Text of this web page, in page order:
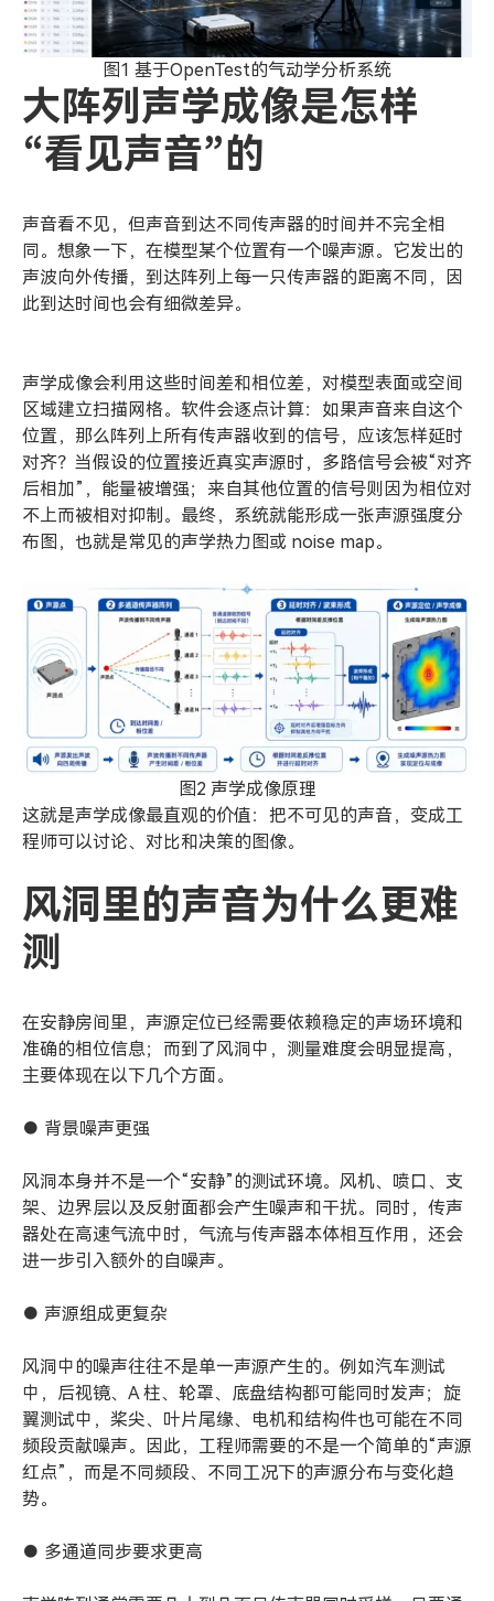
图1 基于OpenTest的气动学分析系统
大阵列声学成像是怎样
“看见声音”的
声音看不见，但声音到达不同传声器的时间并不完全相
同。想象一下，在模型某个位置有一个噪声源。它发出的
声波向外传播，到达阵列上每一只传声器的距离不同，因
此到达时间也会有细微差异。
声学成像会利用这些时间差和相位差，对模型表面或空间
区域建立扫描网格。软件会逐点计算：如果声音来自这个
位置，那么阵列上所有传声器收到的信号，应该怎样延时
对齐？当假设的位置接近真实声源时，多路信号会被“对齐
后相加”，能量被增强；来自其他位置的信号则因为相位对
不上而被相对抑制。最终，系统就能形成一张声源强度分
布图，也就是常见的声学热力图或 noise map。
图2 声学成像原理
这就是声学成像最直观的价值：把不可见的声音，变成工
程师可以讨论、对比和决策的图像。
风洞里的声音为什么更难
测
在安静房间里，声源定位已经需要依赖稳定的声场环境和
准确的相位信息；而到了风洞中，测量难度会明显提高，
主要体现在以下几个方面。
● 背景噪声更强
风洞本身并不是一个“安静”的测试环境。风机、喷口、支
架、边界层以及反射面都会产生噪声和干扰。同时，传声
器处在高速气流中时，气流与传声器本体相互作用，还会
进一步引入额外的自噪声。
● 声源组成更复杂
风洞中的噪声往往不是单一声源产生的。例如汽车测试
中，后视镜、A 柱、轮罩、底盘结构都可能同时发声；旋
翼测试中，桨尖、叶片尾缘、电机和结构件也可能在不同
频段贡献噪声。因此，工程师需要的不是一个简单的“声源
红点”，而是不同频段、不同工况下的声源分布与变化趋
势。
● 多通道同步要求更高